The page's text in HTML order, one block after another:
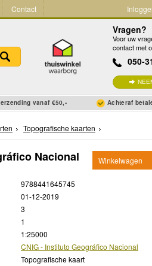
Contact
Vragen?
Voor uw
contact met
050-
vanaf €50,- Achteraf
Topografische kaarten
Winkelwagen
Nacional
9788441645745
01-12-2019
3
1
1:25000
CNIG - Instituto Geográfico Nacional
Topografische kaart